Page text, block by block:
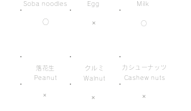
Soba noodles
○
Egg
×
Milk
○
Peanut
落花生
×
クルミ
Walnut
×
Cashew nuts
カシューナッツ
×